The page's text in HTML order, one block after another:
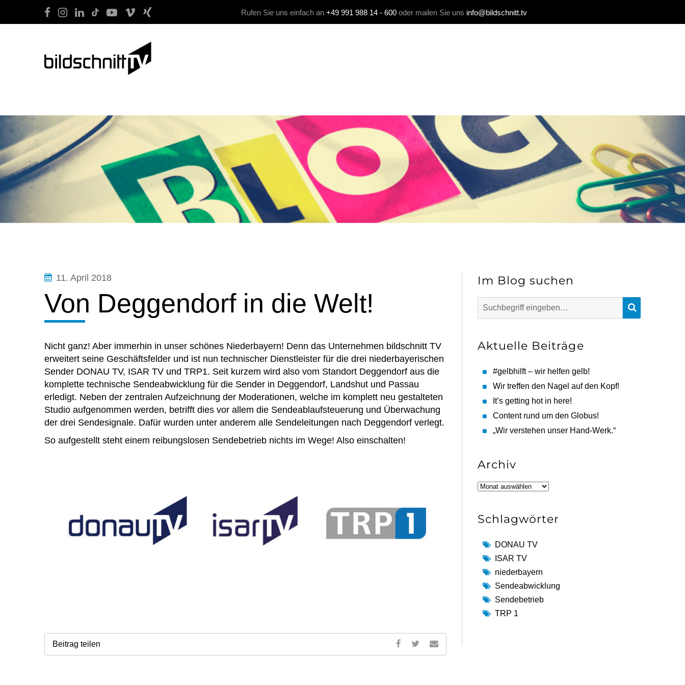
Rufen Sie uns einfach an +49 991 988 14 - 600 oder mailen Sie uns info@bildschnitt.tv
START KOMMUNIKATION AGENTUR REFERENZEN BLOG
11. April 2018
Von Deggendorf in die Welt!
Nicht ganz! Aber immerhin in unser schönes Niederbayern! Denn das Unternehmen bildschnitt TV
erweitert seine Geschäftsfelder und ist nun technischer Dienstleister für die drei niederbayerischen
Sender DONAU TV, ISAR TV und TRP1. Seit kurzem wird also vom Standort Deggendorf aus die
komplette technische Sendeabwicklung für die Sender in Deggendorf, Landshut und Passau
erledigt. Neben der zentralen Aufzeichnung der Moderationen, welche im komplett neu gestalteten
Studio aufgenommen werden, betrifft dies vor allem die Sendeablaufsteuerung und Überwachung
der drei Sendesignale. Dafür wurden unter anderem alle Sendeleitungen nach Deggendorf verlegt.
So aufgestellt steht einem reibungslosen Sendebetrieb nichts im Wege! Also einschalten!
Beitrag teilen
Im Blog suchen
nach:
Aktuelle Beiträge
#gelbhilft – wir helfen gelb!
Wir treffen den Nagel auf den Kopf!
It’s getting hot in here!
Content rund um den Globus!
„Wir verstehen unser Hand-Werk.“
Archiv
Archiv
Schlagwörter
DONAU TV
ISAR TV
niederbayern
Sendeabwicklung
Sendebetrieb
TRP 1